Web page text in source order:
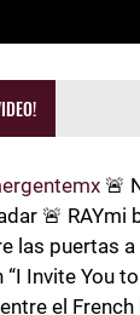
🚨
🚨 RAYmi
las puertas a
“I Invite You
el